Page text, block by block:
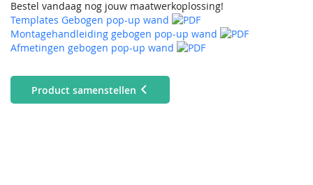
Bestel vandaag nog jouw maatwerkoplossing!
Templates Gebogen pop-up wand
Montagehandleiding gebogen pop-up wand
Afmetingen gebogen pop-up wand
Product samenstellen